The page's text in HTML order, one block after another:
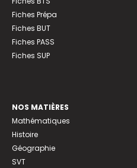
Fiches Prépa
Fiches BUT
Fiches PASS
Fiches SUP
NOS MATIÈRES
Mathématiques
Histoire
Géographie
SVT